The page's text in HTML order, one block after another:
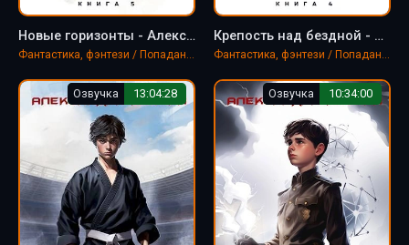
Новые горизонты - Александра Лисина
Фантастика, фэнтези / Попаданцы
Крепость над бездной - Александра Лисина
Фантастика, фэнтези / Попаданцы
Озвучка 13:04:28 Озвучка 10:34:00